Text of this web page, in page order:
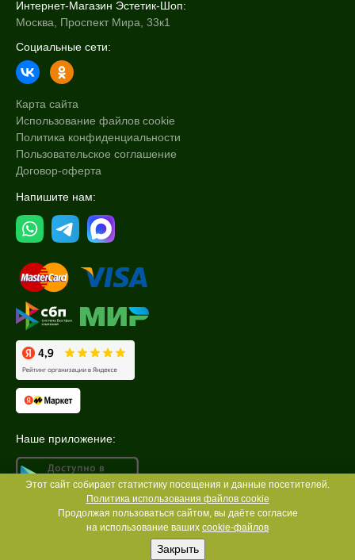
Интернет-Магазин Эстетик-Шоп:
Москва, Проспект Мира, 33к1
Социальные сети:
Карта сайта
Использование файлов cookie
Политика конфиденциальности
Пользовательское соглашение
Договор-оферта
Напишите нам:
Наше приложение:
Этот сайт собирает статистику посещения и данные посетителей.
Политика использования файлов cookie
Продолжая пользоваться сайтом, вы даёте согласие
на использование ваших cookie-файлов
Закрыть